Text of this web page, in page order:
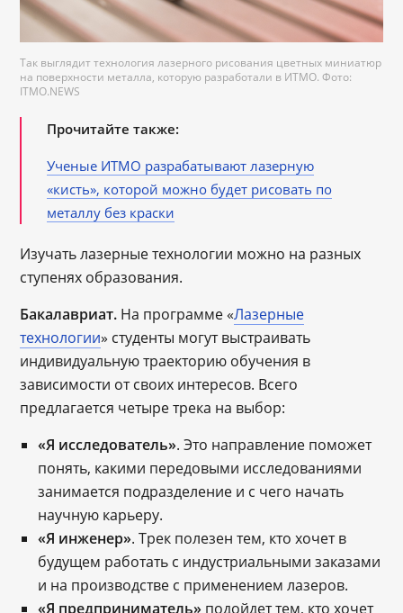
Так выглядит технология лазерного рисования цветных миниатюр
на поверхности металла, которую разработали в ИТМО. Фото:
ITMO.NEWS
Прочитайте также:
Ученые ИТМО разрабатывают лазерную
«кисть», которой можно будет рисовать по
металлу без краски
Изучать лазерные технологии можно на разных
ступенях образования.
Бакалавриат. На программе «Лазерные
технологии» студенты могут выстраивать
индивидуальную траекторию обучения в
зависимости от своих интересов. Всего
предлагается четыре трека на выбор:
«Я исследователь». Это направление поможет
понять, какими передовыми исследованиями
занимается подразделение и с чего начать
научную карьеру.
«Я инженер». Трек полезен тем, кто хочет в
будущем работать с индустриальными заказами
и на производстве с применением лазеров.
«Я предприниматель» подойдет тем, кто хочет